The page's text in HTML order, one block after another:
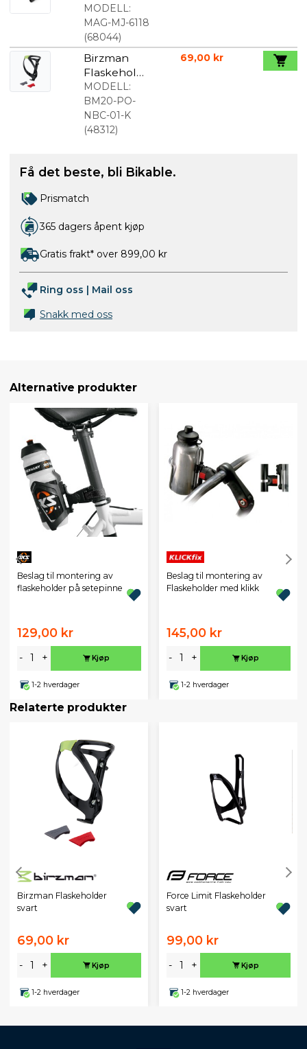
MJ-6118
Batteri
MODELL:
MAG-MJ-6118
(68044)
Birzman
Flaskehold
er svart
MODELL:
BM20-PO-
NBC-01-K
(48312)
69,00 kr
Få det beste, bli Bikable.
Prismatch
365 dagers åpent kjøp
Gratis frakt* over 899,00 kr
Ring oss | Mail oss
Snakk med oss
Alternative produkter
Beslag til montering av
flaskeholder på setepinne
129,00 kr
- + Kjøp
1-2 hverdager
Beslag til montering av
Flaskeholder med klikk
145,00 kr
- + Kjøp
1-2 hverdager
Relaterte produkter
Birzman Flaskeholder
svart
69,00 kr
- + Kjøp
1-2 hverdager
Force Limit Flaskeholder
svart
99,00 kr
- + Kjøp
1-2 hverdager